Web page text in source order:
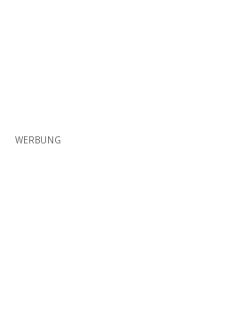
WERBUNG